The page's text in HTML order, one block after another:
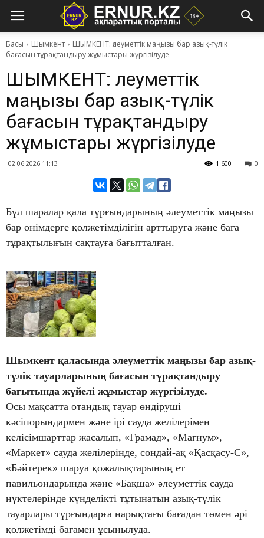
Басы Шымкент
ШЫМКЕНТ: әлеуметтік маңызы бар азық-түлік
бағасын тұрақтандыру жұмыстары жүргізілуде
ШЫМКЕНТ: әлеуметтік
маңызы бар азық-түлік
бағасын тұрақтандыру
жұмыстары жүргізілуде
02.06.2026 11:13 0
1 600
Бұл шаралар қала тұрғындарының әлеуметтік маңызы
бар өнімдерге қолжетімділігін арттыруға және баға
тұрақтылығын сақтауға бағытталған.
Шымкент қаласында әлеуметтік маңызы бар азық-
түлік тауарларының бағасын тұрақтандыру
бағытында жүйелі жұмыстар жүргізілуде.
Осы мақсатта отандық тауар өндіруші
кәсіпорындармен және ірі сауда желілерімен
келісімшарттар жасалып, «Грамад», «Магнум»,
«Маркет» сауда желілерінде, сондай-ақ «Қасқасу-С»,
«Бәйтерек» шаруа қожалықтарының ет
павильондарында және «Бақша» әлеуметтік сауда
нүктелерінде күнделікті тұтынатын азық-түлік
тауарлары тұрғындарға нарықтағы бағадан төмен әрі
қолжетімді бағамен ұсынылуда.